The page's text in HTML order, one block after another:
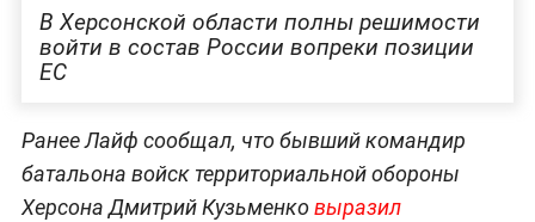
В Херсонской области полны решимости
войти в состав России вопреки позиции
ЕС
Ранее Лайф сообщал, что бывший командир
батальона войск территориальной обороны
Херсона Дмитрий Кузьменковыразил